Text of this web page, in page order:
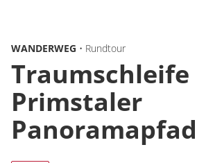
WANDERWEG • Rundtour
Traumschleife
Primstaler
Panoramapfad